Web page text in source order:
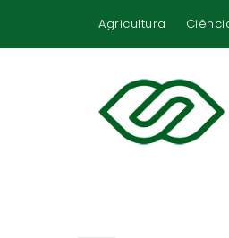
Agricultura